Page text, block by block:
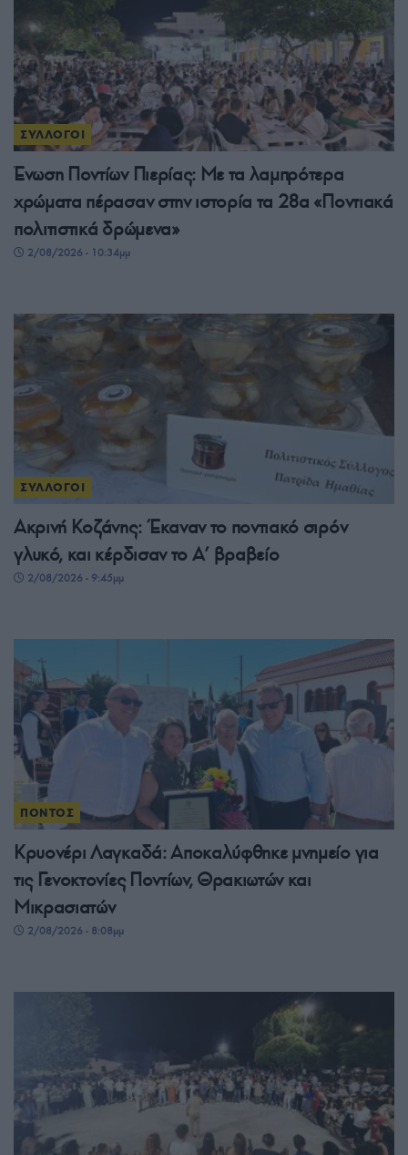
ΣΥΛΛΟΓΟΙ
Ένωση Ποντίων Πιερίας: Με τα λαμπρότερα
χρώματα πέρασαν στην ιστορία τα 28α «Ποντιακά
πολιτιστικά δρώμενα»
2/08/2026 - 10:34μμ
ΣΥΛΛΟΓΟΙ
Ακρινή Κοζάνης: Έκαναν το ποντιακό σιρόν
γλυκό, και κέρδισαν το A’ βραβείο
2/08/2026 - 9:45μμ
ΠΟΝΤΟΣ
Κρυονέρι Λαγκαδά: Αποκαλύφθηκε μνημείο για
τις Γενοκτονίες Ποντίων, Θρακιωτών και
Μικρασιατών
2/08/2026 - 8:08μμ